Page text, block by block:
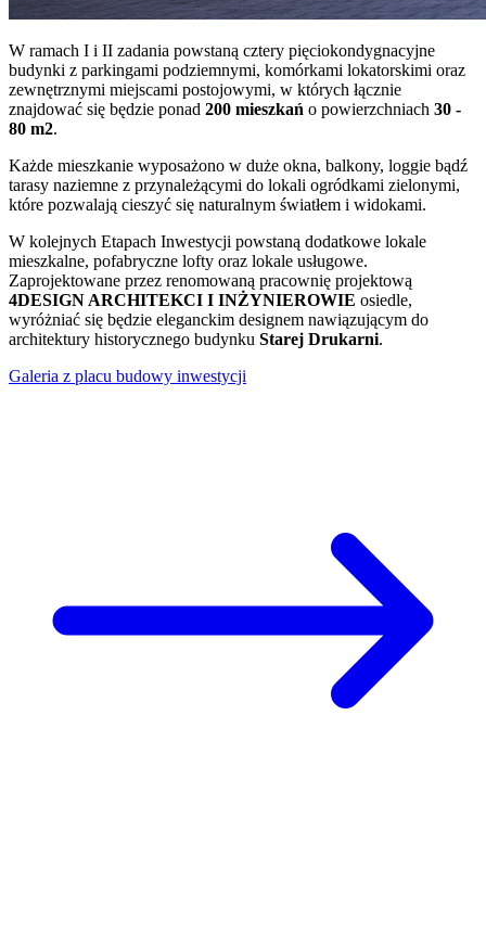
W ramach I i II zadania powstaną cztery pięciokondygnacyjne
budynki z parkingami podziemnymi, komórkami lokatorskimi oraz
zewnętrznymi miejscami postojowymi, w których łącznie
znajdować się będzie ponad 200 mieszkań o powierzchniach 30 -
80 m2.
Każde mieszkanie wyposażono w duże okna, balkony, loggie bądź
tarasy naziemne z przynależącymi do lokali ogródkami zielonymi,
które pozwalają cieszyć się naturalnym światłem i widokami.
W kolejnych Etapach Inwestycji powstaną dodatkowe lokale
mieszkalne, pofabryczne lofty oraz lokale usługowe.
Zaprojektowane przez renomowaną pracownię projektową
4DESIGN ARCHITEKCI I INŻYNIEROWIE osiedle,
wyróżniać się będzie eleganckim designem nawiązującym do
architektury historycznego budynku Starej Drukarni.
Galeria z placu budowy inwestycji